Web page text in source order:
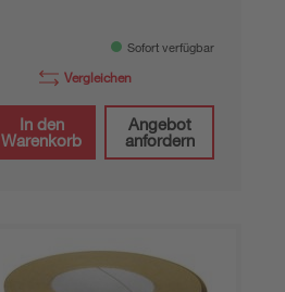
Sofort verfügbar
Vergleichen
In den
Warenkorb
Angebot
anfordern